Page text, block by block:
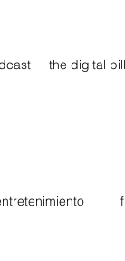
the digital pill